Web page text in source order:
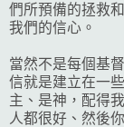
們所預備的拯救
我們的信心。
當然不是每個基
信就是建立在一
主、是神，配得
人都很好、然後